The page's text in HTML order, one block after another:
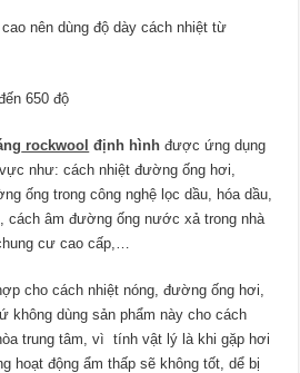
nên dùng độ dày cách nhiệt từ
650 độ
rockwool định hình được ứng dụng
như: cách nhiệt đường ống hơi,
ống trong công nghệ lọc dầu, hóa dầu,
cách âm đường ống nước xả trong nhà
cư cao cấp,…
cho cách nhiệt nóng, đường ống hơi,
không dùng sản phẩm này cho cách
trung tâm, vì tính vật lý là khi gặp hơi
hoạt động ẩm thấp sẽ không tốt, dể bị